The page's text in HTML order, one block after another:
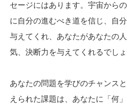
セージにはあります。宇宙から
に自分の進むべき道を信じ、自
与えてくれ、あなたがあなたの
気、決断力を与えてくれるでしょ
あなたの問題を学びのチャンス
えられた課題は、あなたに「何